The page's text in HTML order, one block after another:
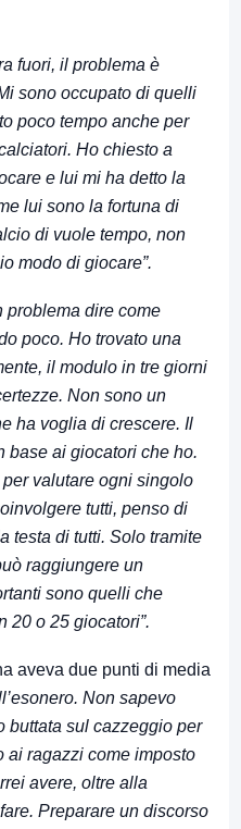
fuori, il problema è
sono occupato di quelli
poco tempo anche per
Ho chiesto a
e lui mi ha detto la
lui sono la fortuna di
di vuole tempo, non
modo di giocare”.
problema dire come
poco. Ho trovato una
il modulo in tre giorni
Non sono un
ha voglia di crescere. Il
base ai giocatori che ho.
per valutare ogni singolo
tutti, penso di
testa di tutti. Solo tramite
raggiungere un
sono quelli che
20 o 25 giocatori”.
aveva due punti di media
Non sapevo
buttata sul cazzeggio per
ai ragazzi come imposto
avere, oltre alla
Preparare un discorso